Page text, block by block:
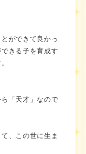
ができて良かっ
きる子を育成す
「天才」なので
、この世に生ま